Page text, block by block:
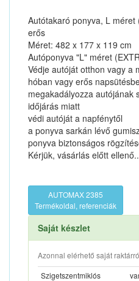
Autótakaró ponyva, L
erős
Méret: 482 x 177 x 119 cm
Autóponyva "L" méret
Védje autóját otthon vagy a
hóban vagy erős
megakadályozza autójának
időjárás miatt
védi autóját a napfénytől
a ponyva sarkán lévő
ponyva biztonságos
Kérjük, vásárlás előtt
AUTOMAX 2385
Termékoldal, referenciák
Saját készlet
Azonnal elérhető saját
Szigetszentmiklós